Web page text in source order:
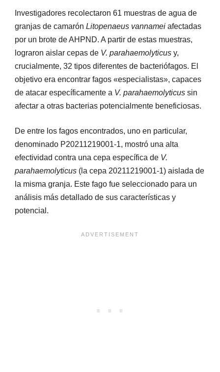
Investigadores recolectaron 61 muestras de agua de
granjas de camarón Litopenaeus vannamei afectadas
por un brote de AHPND. A partir de estas muestras,
lograron aislar cepas de V. parahaemolyticus y,
crucialmente, 32 tipos diferentes de bacteriófagos. El
objetivo era encontrar fagos «especialistas», capaces
de atacar específicamente a V. parahaemolyticus sin
afectar a otras bacterias potencialmente beneficiosas.
De entre los fagos encontrados, uno en particular,
denominado P20211219001-1, mostró una alta
efectividad contra una cepa específica de V.
parahaemolyticus (la cepa 20211219001-1) aislada de
la misma granja. Este fago fue seleccionado para un
análisis más detallado de sus características y
potencial.